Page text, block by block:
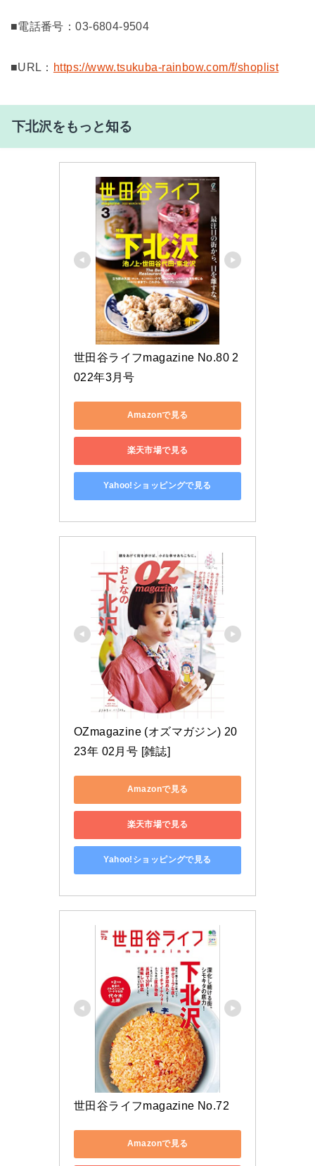
■電話番号：03-6804-9504
■URL： https://www.tsukuba-rainbow.com/f/shoplist
下北沢をもっと知る
世田谷ライフmagazine No.80 2
022年3月号
Amazonで見る
楽天市場で見る
Yahoo!ショッピングで見る
OZmagazine (オズマガジン) 20
23年 02月号 [雑誌]
Amazonで見る
楽天市場で見る
Yahoo!ショッピングで見る
世田谷ライフmagazine No.72
Amazonで見る